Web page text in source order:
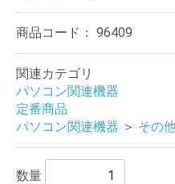
商品コード： 96409
関連カテゴリ
パソコン関連機器
定番商品
パソコン関連機器 ＞ その
数量